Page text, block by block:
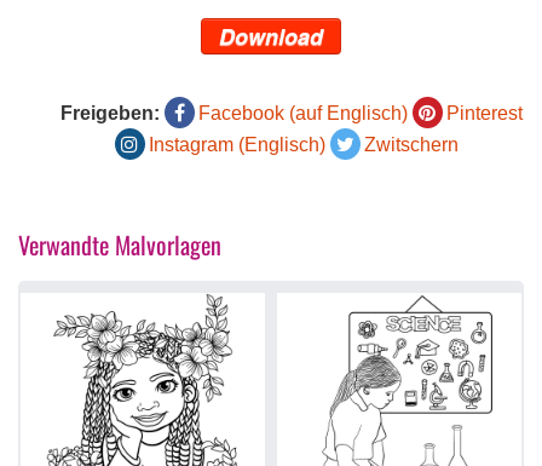
Download
Freigeben: Facebook (auf Englisch)
Pinterest
Instagram (Englisch)
Zwitschern
Verwandte Malvorlagen